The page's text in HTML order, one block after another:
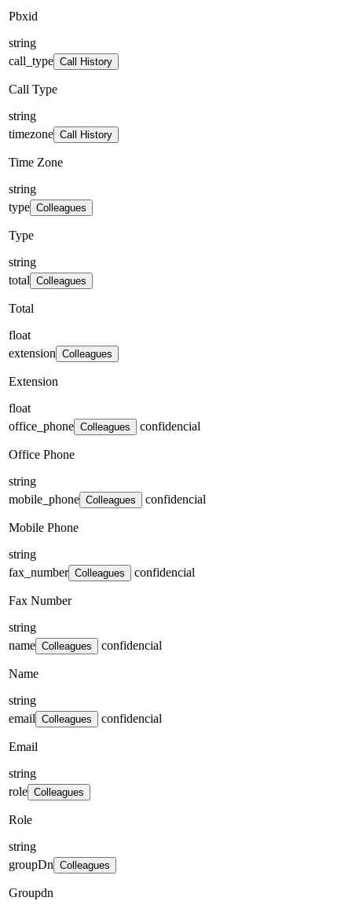
Pbxid
string
call_type Call History
Call Type
string
timezone Call History
Time Zone
string
type Colleagues
Type
string
total Colleagues
Total
float
extension Colleagues
Extension
float
office_phone Colleagues confidencial
Office Phone
string
mobile_phone Colleagues confidencial
Mobile Phone
string
fax_number Colleagues confidencial
Fax Number
string
name Colleagues confidencial
Name
string
email Colleagues confidencial
Email
string
role Colleagues
Role
string
groupDn Colleagues
Groupdn